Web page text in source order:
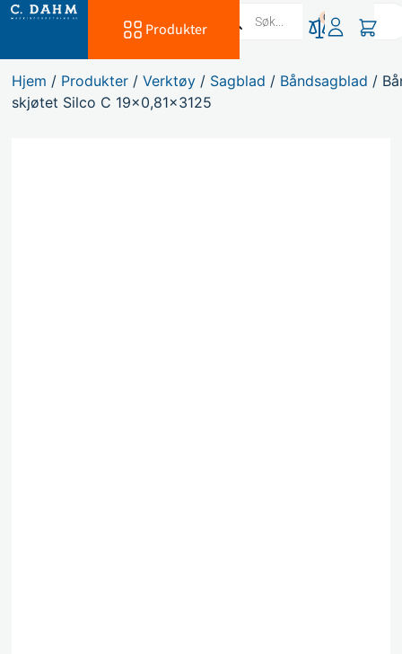
Produkter
0
Hjem / Produkter /Verktøy / Sagblad / Båndsagblad /
skjøtet Silco C 19×0,81×3125